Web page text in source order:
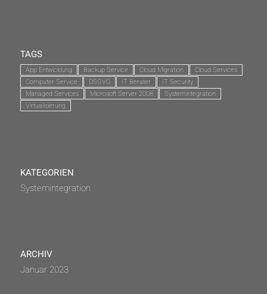
TAGS
App Entwicklung Backup Service Cloud Migration
Cloud Services
Computer Service
DSGVO IT Berater
IT Security
Managed Services
Microsoft Server 2008
Systemintegration
Virtualisierung
KATEGORIEN
Systemintegration
ARCHIV
Januar 2023